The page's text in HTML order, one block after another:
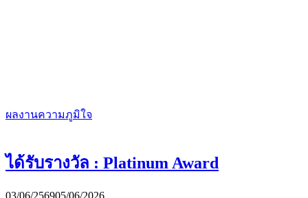
ผลงานความภูมิใจ
ได้รับรางวัล : Platinum Award
03/06/256905/06/2026